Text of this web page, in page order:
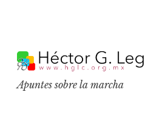
k
p
Apuntes sobre la marcha